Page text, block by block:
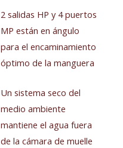
2 salidas HP y 4 puertos
MP están en ángulo
para el encaminamiento
óptimo de la manguera
Un sistema seco del
medio ambiente
mantiene el agua fuera
de la cámara de muelle